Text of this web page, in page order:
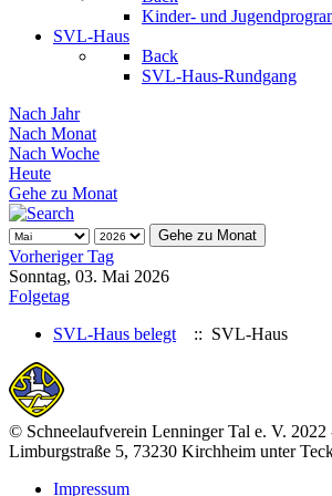
Kinder- und
SVL-Haus
Back
SVL-Haus-Rundgang
Nach Jahr
Nach Monat
Nach Woche
Heute
Gehe zu Monat
Gehe zu Monat
Vorheriger Tag
Sonntag, 03. Mai 2026
Folgetag
SVL-Haus belegt
:: SVL-Haus
© Schneelaufverein Lenninger Tal e. V. 2022
Limburgstraße 5, 73230 Kirchheim unter
Impressum